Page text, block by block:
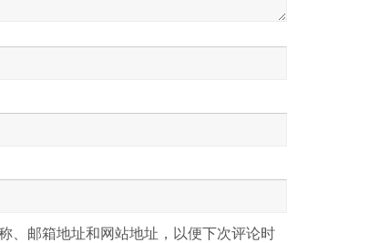
、邮箱地址和网站地址，以便下次评论时